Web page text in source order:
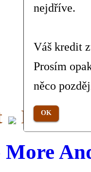
More
More
nejdříve.
Váš kredit
Prosím
něco
OK